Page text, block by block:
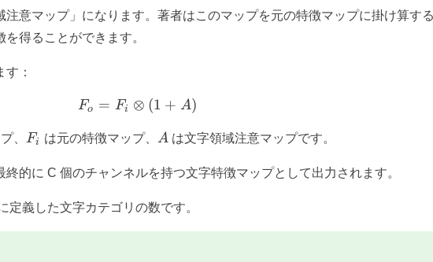
意マップ」になります。著者はこのマップを元の特徴マップに掛け算す
得ることができます。
：
F_o = F_i \otimes (1 + A)
Fo = Fi ⊗ (1 + A)
、 F_i
Fi は元の特徴マップ、 A
A は文字領域注意マップです。
的に C 個のチャンネルを持つ文字特徴マップとして出力されます。
定義した文字カテゴリの数です。